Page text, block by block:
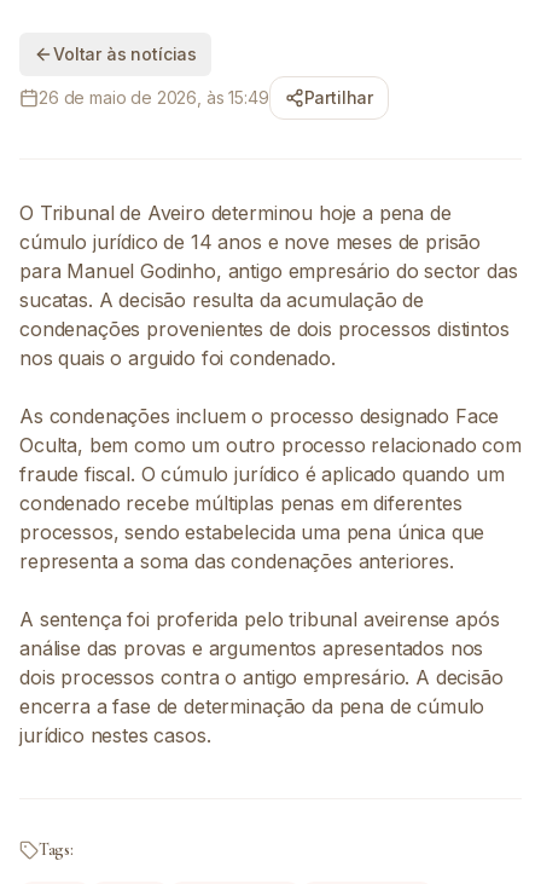
Voltar às notícias
26 de maio de 2026, às 15:49 Partilhar
O Tribunal de Aveiro determinou hoje a pena de
cúmulo jurídico de 14 anos e nove meses de prisão
para Manuel Godinho, antigo empresário do sector das
sucatas. A decisão resulta da acumulação de
condenações provenientes de dois processos distintos
nos quais o arguido foi condenado.
As condenações incluem o processo designado Face
Oculta, bem como um outro processo relacionado com
fraude fiscal. O cúmulo jurídico é aplicado quando um
condenado recebe múltiplas penas em diferentes
processos, sendo estabelecida uma pena única que
representa a soma das condenações anteriores.
A sentença foi proferida pelo tribunal aveirense após
análise das provas e argumentos apresentados nos
dois processos contra o antigo empresário. A decisão
encerra a fase de determinação da pena de cúmulo
jurídico nestes casos.
Tags: